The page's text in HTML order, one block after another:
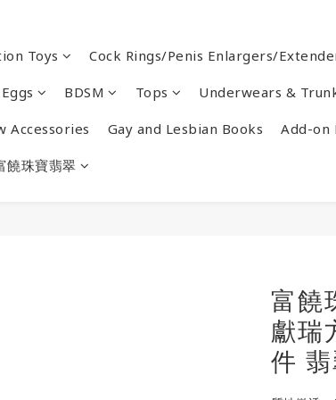
Toys Cock Rings/Penis Enlargers/
BDSM Tops Underwears &
Accessories Gay and Lesbian Books Add-on
饒珠寶翡翠
富饒
獻瑞
件